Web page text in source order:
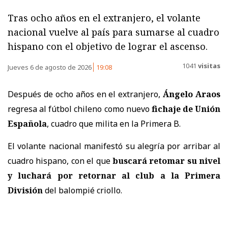
Tras ocho años en el extranjero, el volante
nacional vuelve al país para sumarse al cuadro
hispano con el objetivo de lograr el ascenso.
Jueves 6 de agosto de 2026 19:08 1041 visitas
Después de ocho años en el extranjero,Ángelo Araos
regresa al fútbol chileno como nuevofichaje de Unión
Española, cuadro que milita en la Primera B.
El volante nacional manifestó su alegría por arribar al
cuadro hispano, con el quebuscará retomar su nivel
y luchará por retornar al club a la Primera
Divisióndel balompié criollo.